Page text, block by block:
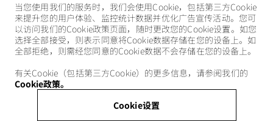
当您使用我们的服务时，我们会使用Cookie，包括第三方Cookie
来提升您的用户体验、监控统计数据并优化广告宣传活动。您可
以访问我们的Cookie政策页面，随时更改您的Cookie设置。如您
选择全部接受，则表示同意将Cookie数据存储在您的设备上。如
全部拒绝，则需经您同意的Cookie数据不会存储在您的设备上。
有关Cookie（包括第三方Cookie）的更多信息，请参阅我们的
Cookie政策。
Cookie设置